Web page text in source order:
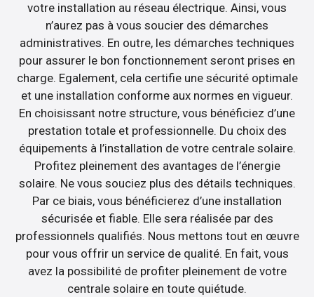
votre installation au réseau électrique. Ainsi, vous
n’aurez pas à vous soucier des démarches
administratives. En outre, les démarches techniques
pour assurer le bon fonctionnement seront prises en
charge. Egalement, cela certifie une sécurité optimale
et une installation conforme aux normes en vigueur.
En choisissant notre structure, vous bénéficiez d’une
prestation totale et professionnelle. Du choix des
équipements à l’installation de votre centrale solaire.
Profitez pleinement des avantages de l’énergie
solaire. Ne vous souciez plus des détails techniques.
Par ce biais, vous bénéficierez d’une installation
sécurisée et fiable. Elle sera réalisée par des
professionnels qualifiés. Nous mettons tout en œuvre
pour vous offrir un service de qualité. En fait, vous
avez la possibilité de profiter pleinement de votre
centrale solaire en toute quiétude.